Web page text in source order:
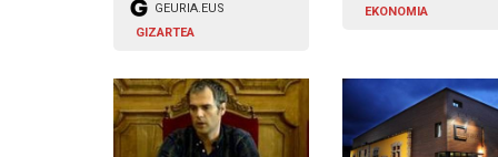
GEURIA.EUS
GIZARTEA
EKONOMIA